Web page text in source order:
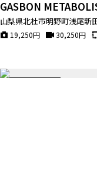
GASBON
山梨県北杜市明野町浅尾新
19,250円 30,250円